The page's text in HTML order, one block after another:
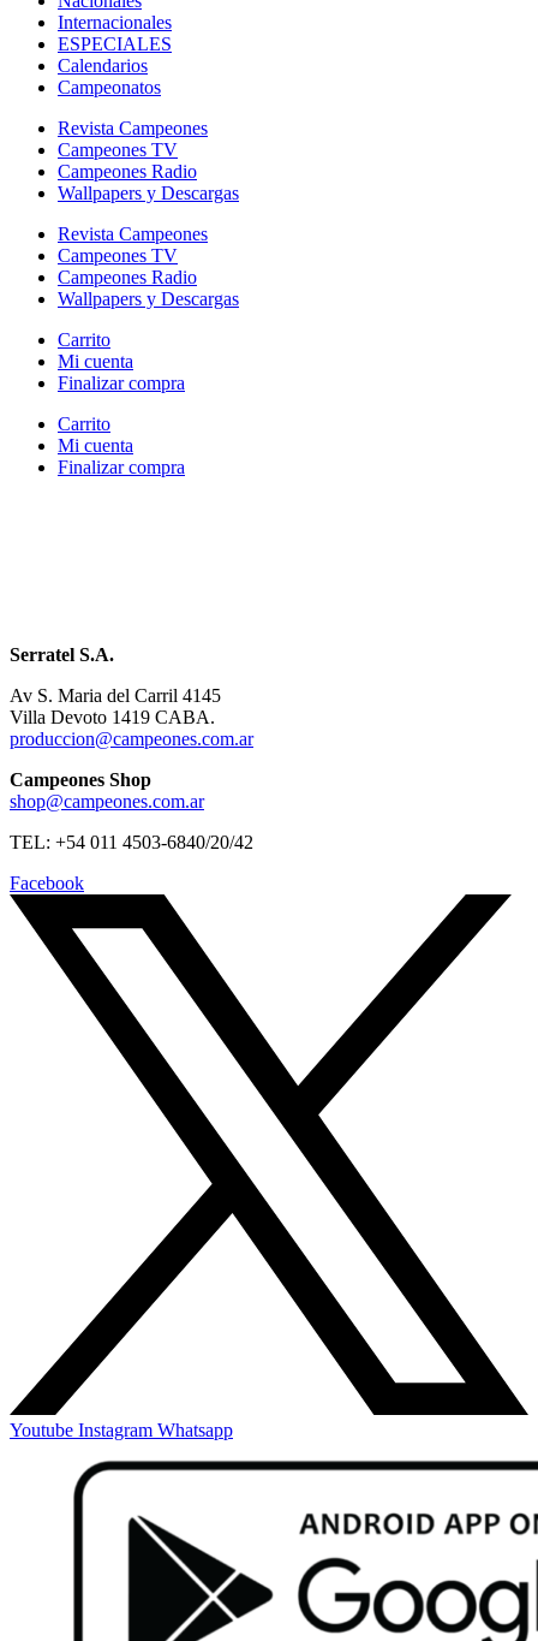
Internacionales
ESPECIALES
Calendarios
Campeonatos
Revista Campeones
Campeones TV
Campeones Radio
Wallpapers y Descargas
Revista Campeones
Campeones TV
Campeones Radio
Wallpapers y Descargas
Carrito
Mi cuenta
Finalizar compra
Carrito
Mi cuenta
Finalizar compra
Serratel S.A.
Av S. Maria del Carril 4145
Villa Devoto 1419 CABA.
produccion@campeones.com.ar
Campeones Shop
shop@campeones.com.ar
TEL: +54 011 4503-6840/20/42
Facebook
Youtube Instagram Whatsapp